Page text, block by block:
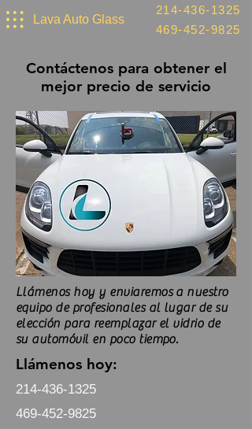
Lava Auto Glass
214-436-1325
469-452-9825
Contáctenos para obtener el
mejor precio de servicio
Llámenos hoy y enviaremos a nuestro
equipo de profesionales al lugar de su
elección para reemplazar el vidrio de
su automóvil en poco tiempo.
Llámenos hoy:
214-436-1325
469-452-9825